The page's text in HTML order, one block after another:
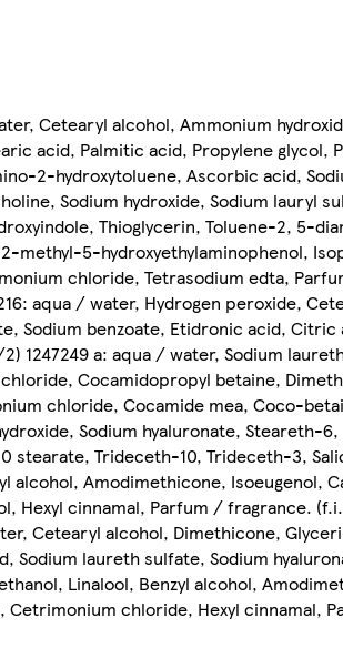
Cetearyl alcohol, Ammonium
acid, Palmitic acid, Propylene glycol,
2-hydroxytoluene, Ascorbic acid,
Sodium hydroxide, Sodium lauryl
Thioglycerin, Toluene-2, 5-
methyl-5-hydroxyethylaminophenol,
chloride, Tetrasodium edta,
aqua / water, Hydrogen peroxide,
Sodium benzoate, Etidronic acid, Citric
1247249 a: aqua / water, Sodium
Cocamidopropyl betaine,
chloride, Cocamide mea, Coco-
Sodium hyaluronate, Steareth-
stearate, Trideceth-10, Trideceth-3,
alcohol, Amodimethicone, Isoeugenol,
Hexyl cinnamal, Parfum / fragrance.
Cetearyl alcohol, Dimethicone,
Sodium laureth sulfate, Sodium
Linalool, Benzyl alcohol,
Cetrimonium chloride, Hexyl cinnamal,